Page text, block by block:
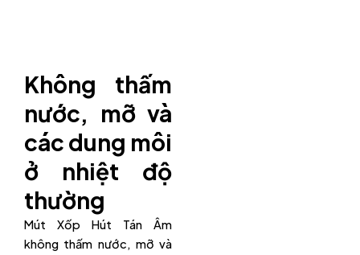
Không thấm
nước, mỡ và
các dung môi
ở nhiệt độ
thường
Mút Xốp Hút Tán Âm
không thấm nước, mỡ và